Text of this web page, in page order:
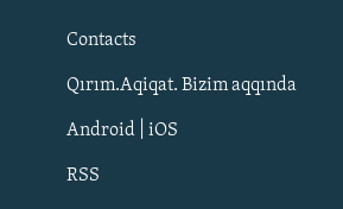
QOŞULIÑIZ!
Contacts
Qırım.Aqiqat. Bizim aqqında
Android | iOS
RSS